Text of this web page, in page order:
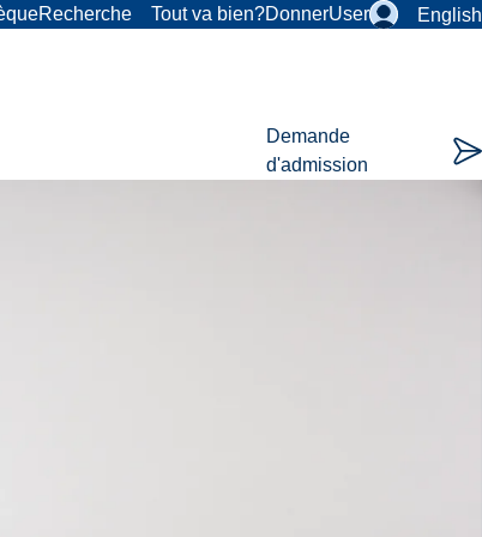
Recherche Tout va bien?DonnerUser English
Demande
d'admission